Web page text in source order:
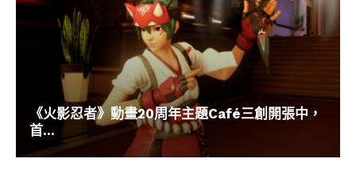
《火影忍者》動畫20周年主題Café三創開張中，
首...